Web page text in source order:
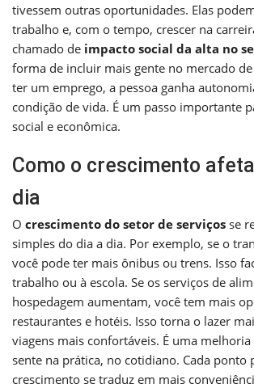
tivessem outras oportunidades. Elas
trabalho e, com o tempo, crescer na
chamado de impacto social da alta no
forma de incluir mais gente no mercado
ter um emprego, a pessoa ganha
condição de vida. É um passo importante
social e econômica.
Como o crescimento
dia
O crescimento do setor de serviços se
simples do dia a dia. Por exemplo, se o
você pode ter mais ônibus ou trens. Isso
trabalho ou à escola. Se os serviços de
hospedagem aumentam, você tem mais
restaurantes e hotéis. Isso torna o lazer
viagens mais confortáveis. É uma melhoria
sente na prática, no cotidiano. Cada ponto
crescimento se traduz em mais